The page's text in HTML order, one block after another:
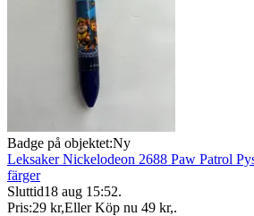
Badge på objektet:Ny
Leksaker Nickelodeon 2688 Paw Patrol
färger
Sluttid18 aug 15:52.
Pris:29 kr,Eller Köp nu 49 kr,.